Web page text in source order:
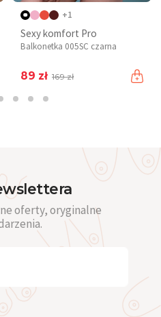
+1
Sexy komfort Pro
Balkonetka 005SC czarna
89 zł 169 zł
oferty, oryginalne